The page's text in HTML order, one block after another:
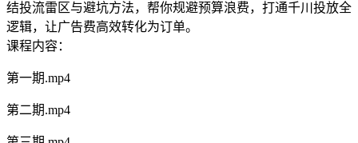
结投流雷区与避坑方法，帮你规避预算浪费，打通千川投放全
逻辑，让广告费高效转化为订单。
课程内容：
第一期.mp4
第二期.mp4